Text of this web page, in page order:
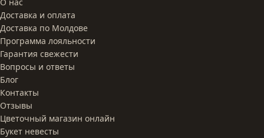
Доставка и оплата
Доставка по Молдове
Программа лояльности
Гарантия свежести
Вопросы и ответы
Блог
Контакты
Отзывы
Цветочный магазин онлайн
Букет невесты